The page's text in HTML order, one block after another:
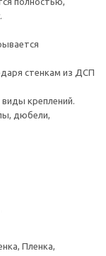
стенкам из ДСП
креплений.
дюбели,
Пленка,